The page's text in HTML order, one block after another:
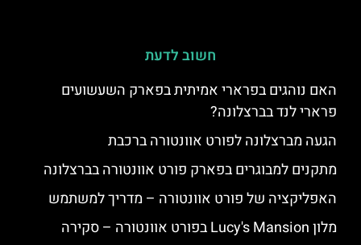
חשוב לדעת
האם נוהגים בפרארי אמיתית בפארק השעשועים
פרארי לנד בברצלונה?
הגעה מברצלונה לפורט אוונטורה ברכבת
מתקנים למבוגרים בפארק פורט אוונטורה בברצלונה
האפליקציה של פורט אוונטורה – מדריך למשתמש
מלון Lucy's Mansion בפורט אוונטורה – סקירה